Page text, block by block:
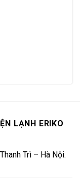
LẠNH ERIKO
Trì – Hà Nội.